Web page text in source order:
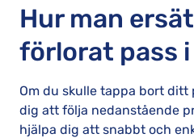
Hur man
förlorat pass
Om du skulle tappa bort ditt
dig att följa nedanstående
hjälpa dig att snabbt och